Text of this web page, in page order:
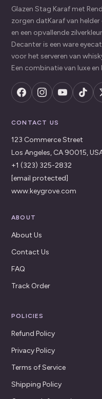
Glazen Stag Karaf met
zorgen datKaraf van
en een opvallende
Decanter is een ware
voor het serveren van
Een combinatie van luxe en
CONTACT US
123 Commerce Street
Los Angeles, CA 90015,
+1 (323) 325-2832
[email protected]
www.keygrove.com
ABOUT
About Us
Contact Us
FAQ
Track Order
POLICIES
Refund Policy
Privacy Policy
Terms of Service
Shipping Policy